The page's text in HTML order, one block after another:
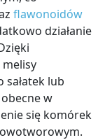
flawonoidów
działanie
lub
w
się komórek